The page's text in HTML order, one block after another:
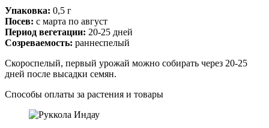
Упаковка: 0,5 г
Посев: с марта по август
Период вегетации: 20-25 дней
Созреваемость: раннеспелый
Скороспелый, первый урожай можно собирать через 20-25
дней после высадки семян.
Способы оплаты за растения и товары